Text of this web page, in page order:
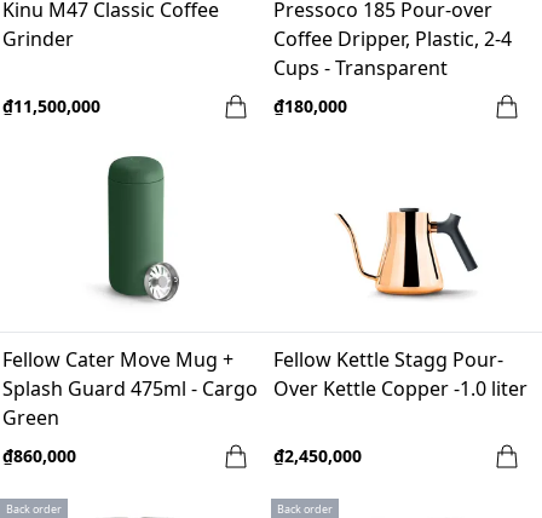
Kinu M47 Classic Coffee
Grinder
₫11,500,000
Pressoco 185 Pour-over
Coffee Dripper, Plastic, 2-4
Cups - Transparent
₫180,000
Fellow Cater Move Mug +
Splash Guard 475ml - Cargo
Green
₫860,000
Fellow Kettle Stagg Pour-
Over Kettle Copper -1.0 liter
₫2,450,000
Back order Back order